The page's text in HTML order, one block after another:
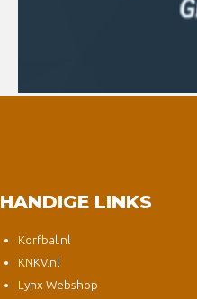
HANDIGE LINKS
Korfbal.nl
KNKV.nl
Lynx Webshop